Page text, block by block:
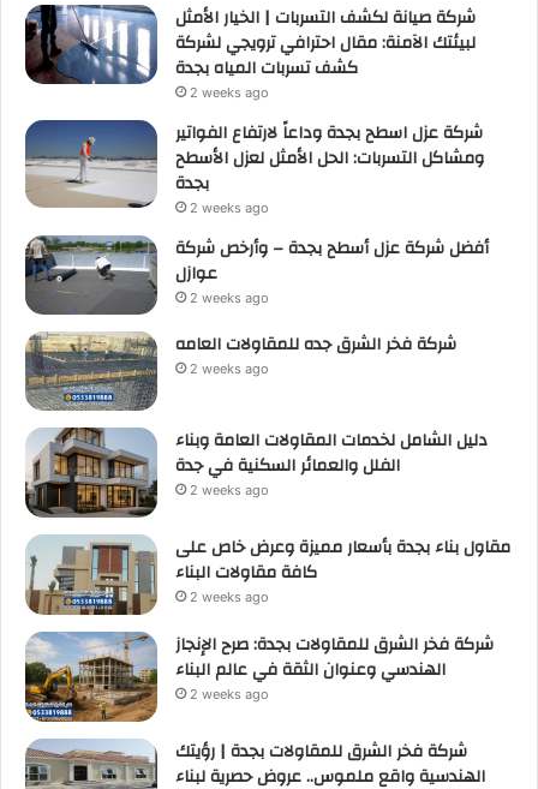
شركة صيانة لكشف التسربات | الخيار الأمثل
لبيئتك الآمنة: مقال احترافي ترويجي لشركة
كشف تسربات المياه بجدة
2 weeks ago
شركة عزل اسطح بجدة وداعاً لارتفاع الفواتير
ومشاكل التسربات: الحل الأمثل لعزل الأسطح
بجدة
2 weeks ago
أفضل شركة عزل أسطح بجدة – وأرخص شركة
عوازل
2 weeks ago
شركة فخر الشرق جده للمقاولات العامه
2 weeks ago
دليل الشامل لخدمات المقاولات العامة وبناء
الفلل والعمائر السكنية في جدة
2 weeks ago
مقاول بناء بجدة بأسعار مميزة وعرض خاص على
كافة مقاولات البناء
2 weeks ago
شركة فخر الشرق للمقاولات بجدة: صرح الإنجاز
الهندسي وعنوان الثقة في عالم البناء
2 weeks ago
شركة فخر الشرق للمقاولات بجدة | رؤيتك
الهندسية واقع ملموس.. عروض حصرية لبناء